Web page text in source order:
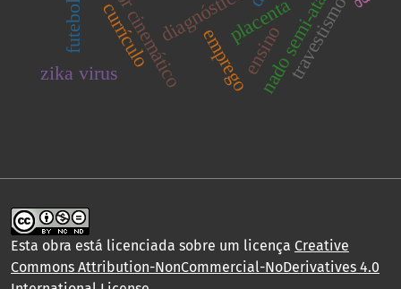
ensino
nado semi-atado
diagnóstico travestismo
currículo emprego
zika virus
placenta
Esta obra está licenciada sobre um licença Creative
Commons Attribution-NonCommercial-NoDerivatives 4.0